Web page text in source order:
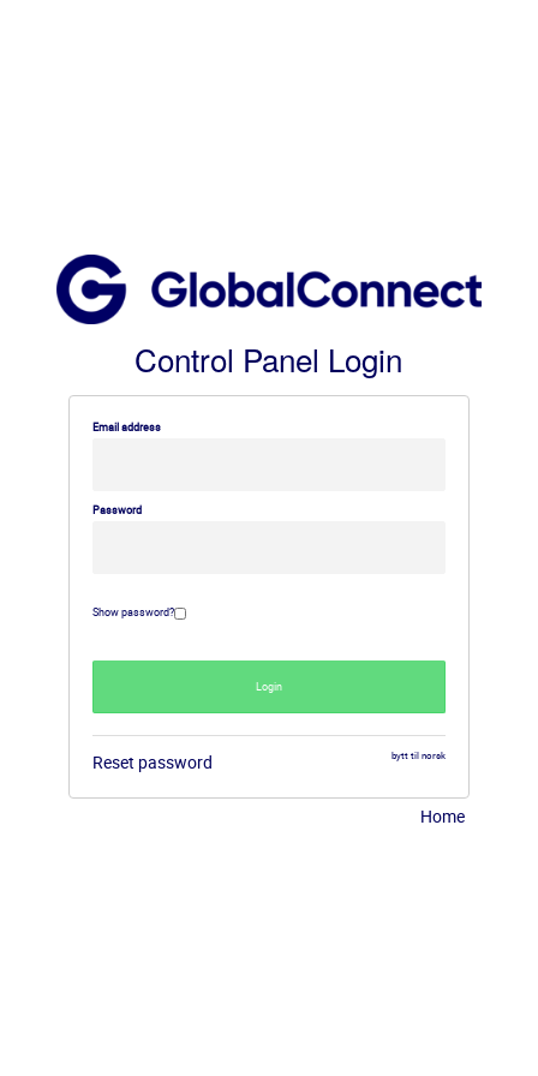
Control Panel Login
Email address
Password
Show password?
Login
bytt til norsk
Reset password
Home